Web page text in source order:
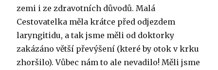
zemi i ze zdravotních důvodů. Malá
Cestovatelka měla krátce před odjezdem
laryngitidu, a tak jsme měli od doktorky
zakázáno větší převýšení (které by otok v krku
zhoršilo). Vůbec nám to ale nevadilo! Měli jsme